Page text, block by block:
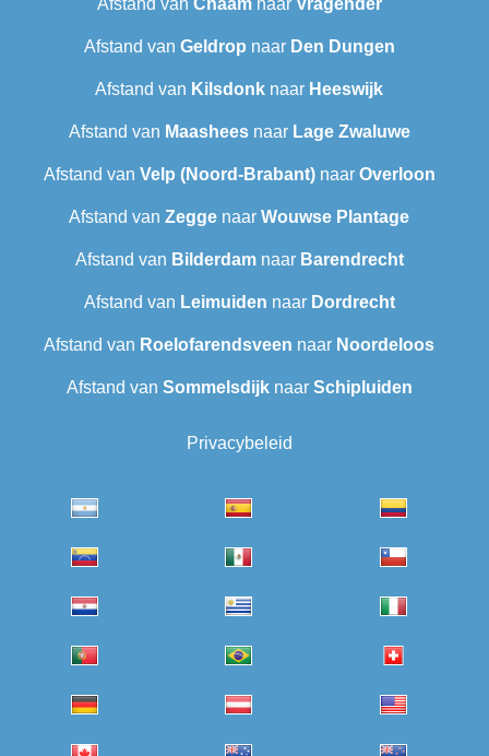
Afstand van Chaamnaar Vragender
Afstand van Geldrop naar Den Dungen
Afstand van Kilsdonk naar Heeswijk
Afstand van Maasheesnaar Lage Zwaluwe
Afstand van Velp (Noord-Brabant)naar Overloon
Afstand van Zegge naar Wouwse Plantage
Afstand van Bilderdamnaar Barendrecht‎
Afstand van Leimuiden naar Dordrecht
Afstand van Roelofarendsveen naar Noordeloos
Afstand van Sommelsdijknaar Schipluiden
Privacybeleid